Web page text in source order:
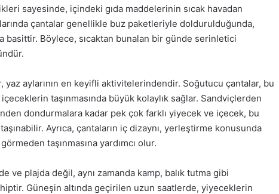
sayesinde, içindeki gıda maddelerinin sıcak havadan
çantalar genellikle buz paketleriyle doldurulduğunda,
basittir. Böylece, sıcaktan bunalan bir günde serinletici
yaz aylarının en keyifli aktivitelerindendir. Soğutucu çantalar, bu
taşınmasında büyük kolaylık sağlar. Sandviçlerden
dondurmalara kadar pek çok farklı yiyecek ve içecek, bu
Ayrıca, çantaların iç dizaynı, yerleştirme konusunda
taşınmasına yardımcı olur.
ve plajda değil, aynı zamanda kamp, balık tutma gibi
Güneşin altında geçirilen uzun saatlerde, yiyeceklerin